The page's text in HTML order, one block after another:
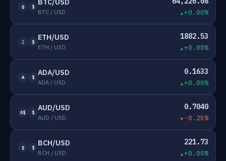
₿ $ BTC/USD
BTC / USD +0.00%
Ξ $ ETH/USD
ETH / USD
1882.53
+0.00%
₳ $ ADA/USD
ADA / USD
0.1633
+0.00%
A$ $ AUD/USD
AUD / USD
0.7040
-0.25%
₿ $ BCH/USD
BCH / USD
221.73
+0.00%